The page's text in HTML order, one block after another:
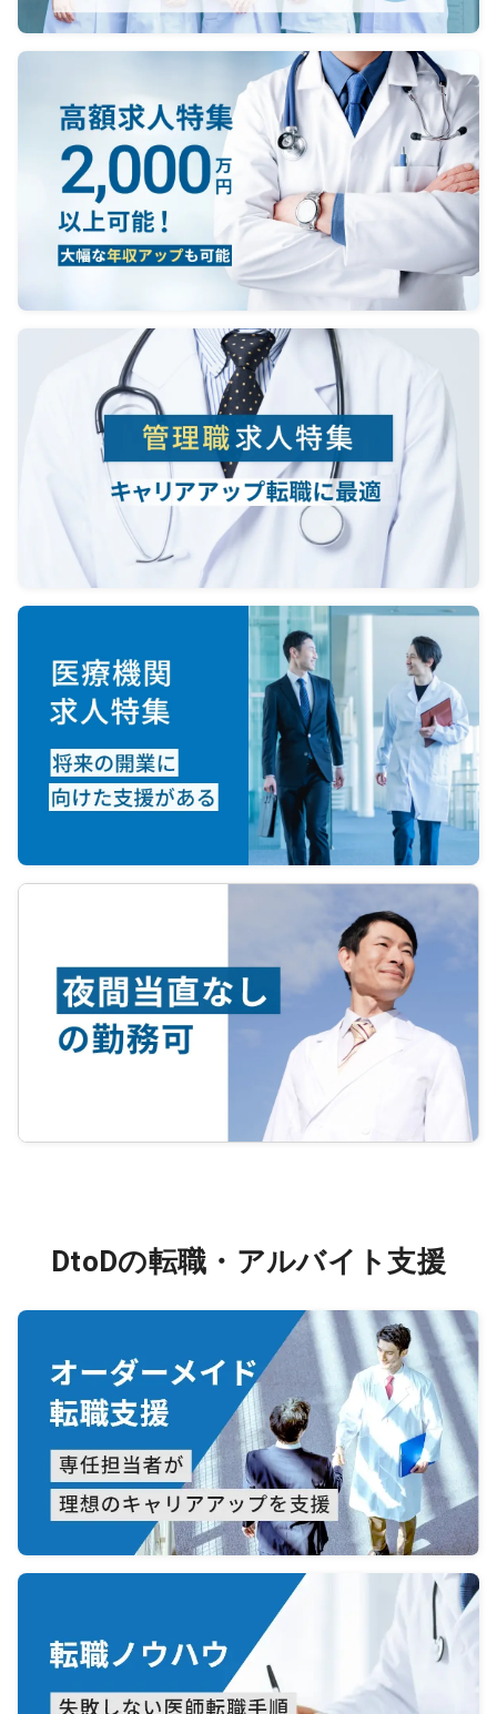
全、腎不全、貧血や神経内科、膠原
病など幅広く内科系疾患の管理・治
療を行っております。
●情報共有及び研修医の指導目的で、
7時30分から1時間程度、病棟回診を
実施。
●毎週水曜日は17時～19時まで夕方
の外来対応。
●当直は、月2回17：00～翌朝9：
00。
一人体制での全科当直となり、救急
車2台程度、ウォークイン5名程度、
他科を含む入院患者の急変時対応が
主な業務内容となります。なお、労
基署の宿直許可を受けておりますの
で、当直明けが平日の場合は、17時
まで通常勤務となります。
※オンコールなし(ほとんどのケース
が電話対応で済んでおり、現在は内
科部長が一括して担当しておりま
す）。
DtoDの転職・アルバイト支援